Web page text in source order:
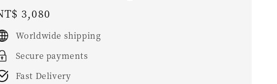
3,080
Worldwide shipping
Secure payments
Fast Delivery